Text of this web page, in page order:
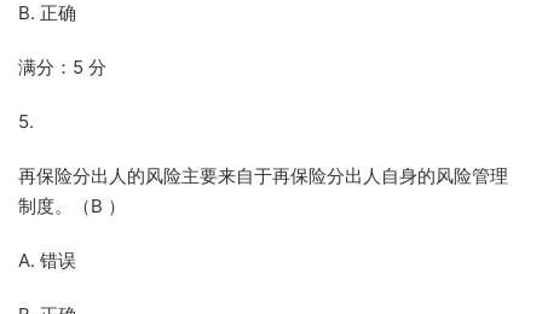
B. 正确
满分：5 分
5.
再保险分出人的风险主要来自于再保险分出人自身的风险管理
制度。（B ）
A. 错误